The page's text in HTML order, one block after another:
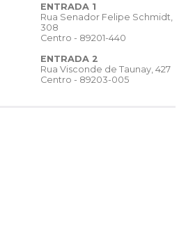
ENTRADA 1
Rua Senador Felipe Schmidt,
308
Centro - 89201-440
ENTRADA 2
Rua Visconde de Taunay, 427
Centro - 89203-005